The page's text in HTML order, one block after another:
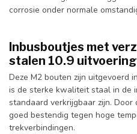
corrosie onder normale
Inbusboutjes met
stalen 10.9 uitvoering
Deze M2 bouten zijn uitgevoerd
is de sterke kwaliteit staal in de
standaard verkrijgbaar zijn.
goed bestendig tegen hoge
trekverbindingen.